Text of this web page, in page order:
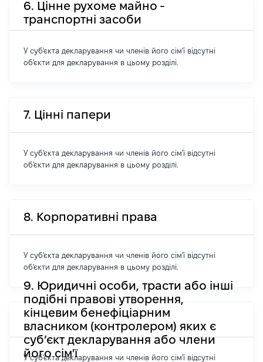
6. Цінне рухоме майно -
транспортні засоби
У суб'єкта декларування чи членів його сім'ї відсутні
об'єкти для декларування в цьому розділі.
7. Цінні папери
У суб'єкта декларування чи членів його сім'ї відсутні
об'єкти для декларування в цьому розділі.
8. Корпоративні права
У суб'єкта декларування чи членів його сім'ї відсутні
об'єкти для декларування в цьому розділі.
9. Юридичні особи, трасти або інші
подібні правові утворення,
кінцевим бенефіціарним
власником (контролером) яких є
суб’єкт декларування або члени
його сім'ї
У суб'єкта декларування чи членів його сім'ї відсутні